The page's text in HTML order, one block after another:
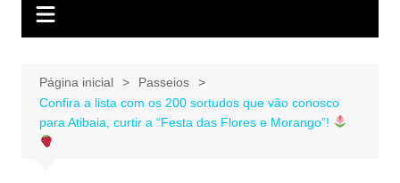
Página inicial
Passeios
Confira a lista com os 200 sortudos que vão conosco
para Atibaia, curtir a “Festa das Flores e Morango”!